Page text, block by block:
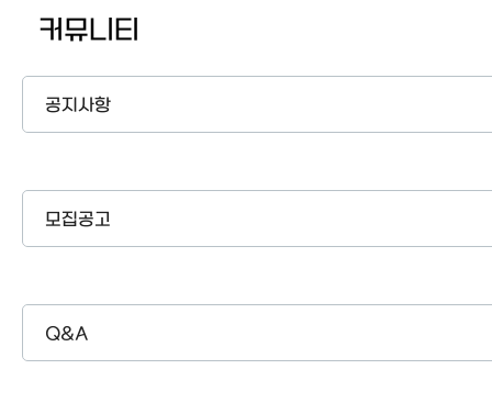
커뮤니티
공지사항
모집공고
Q&A